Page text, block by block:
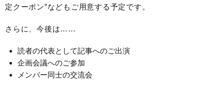
定クーポン”などもご用意する予定です。
さらに、今後は……
読者の代表として記事へのご出演
企画会議へのご参加
メンバー同士の交流会